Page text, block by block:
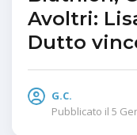
Avoltri:
Dutto
G.C.
Pubblicato il 5